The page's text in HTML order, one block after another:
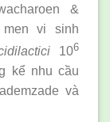
&
men vi sinh
106
kể nhu cầu
và